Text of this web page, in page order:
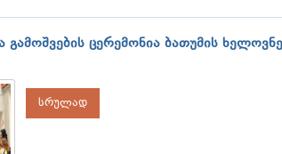
ცერემონია ბათუმის
სრულად